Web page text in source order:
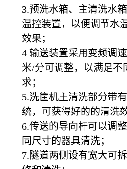
3.预洗水箱、主清洗水
温控装置，以便调节水
效果；
4.输送装置采用变频调
米/分可调整，以满足不
求；
5.洗筐机主清洗部分带
统，可获得好的的清洗
6.传送的导向杆可以调
同尺寸的器具清洗；
7.隧道两侧设有宽大可